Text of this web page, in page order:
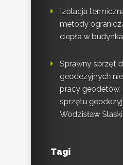
Izolacja
metody
ciepła w
Sprawny sprzęt
geodezyjnych
pracy geodetów.
sprzętu
Wodzisław Ślaski
Tagi